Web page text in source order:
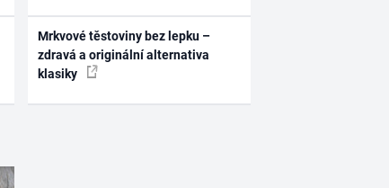
Mrkvové těstoviny bez lepku –
zdravá a originální alternativa
klasiky